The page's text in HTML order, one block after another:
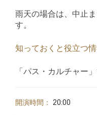
雨天の場合は、中止
す。
知っておくと役立つ
「パス・カルチャー
開演時間： 20:00